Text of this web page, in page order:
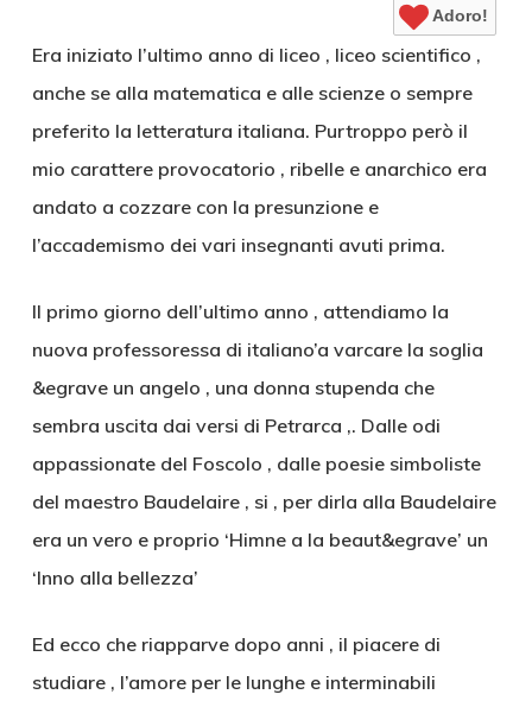
Adoro!
Era iniziato l’ultimo anno di liceo , liceo scientifico ,
anche se alla matematica e alle scienze o sempre
preferito la letteratura italiana. Purtroppo però il
mio carattere provocatorio , ribelle e anarchico era
andato a cozzare con la presunzione e
l’accademismo dei vari insegnanti avuti prima.
Il primo giorno dell’ultimo anno , attendiamo la
nuova professoressa di italiano’a varcare la soglia
&egrave un angelo , una donna stupenda che
sembra uscita dai versi di Petrarca ,. Dalle odi
appassionate del Foscolo , dalle poesie simboliste
del maestro Baudelaire , si , per dirla alla Baudelaire
era un vero e proprio ‘Himne a la beaut&egrave’ un
‘Inno alla bellezza’
Ed ecco che riapparve dopo anni , il piacere di
studiare , l’amore per le lunghe e interminabili